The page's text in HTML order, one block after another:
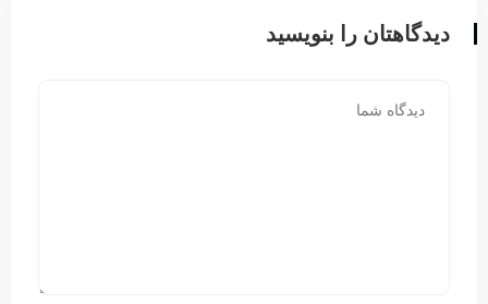
دیدگاهتان را بنویسید